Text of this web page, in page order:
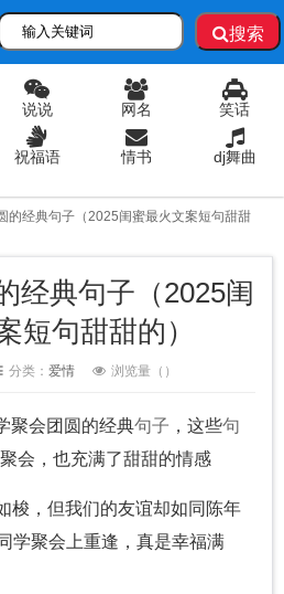
搜索
说说 网名 笑话
祝福语 情书 dj舞曲
的经典句子（2025闺蜜最火文案短句甜甜
经典句子（2025闺
短句甜甜的）
分类： 爱情 浏览量（ ）
聚会团圆的经典句子 ，这些句
会，也充满了甜甜的情感
梭，但我们的友谊却如同陈年
学聚会上重逢，真是幸福满